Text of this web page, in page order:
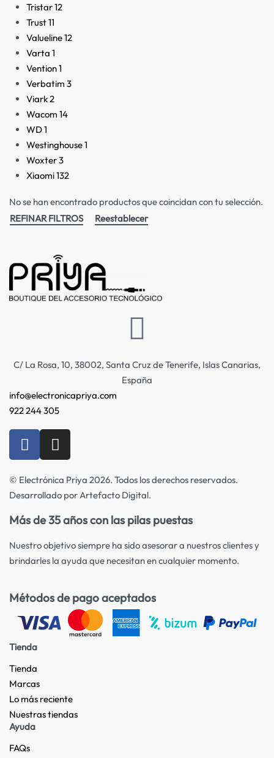
Tristar12
Trust11
Valueline12
Varta 1
Vention1
Verbatim 3
Viark2
Wacom 14
WD1
Westinghouse1
Woxter3
Xiaomi132
No se han encontrado productos que coincidan con tu selección.
REFINAR FILTROS
Reestablecer
C/ La Rosa, 10, 38002, Santa Cruz de Tenerife, Islas Canarias,
España
info@electronicapriya.com
922 244 305
© Electrónica Priya 2026. Todos los derechos reservados.
Desarrollado por Artefacto Digital.
Más de 35 años con las pilas puestas
Nuestro objetivo siempre ha sido asesorar a nuestros clientes y
brindarles la ayuda que necesitan en cualquier momento.
Métodos de pago aceptados
Tienda
Tienda
Marcas
Lo más reciente​
Nuestras tiendas​
Ayuda
FAQs